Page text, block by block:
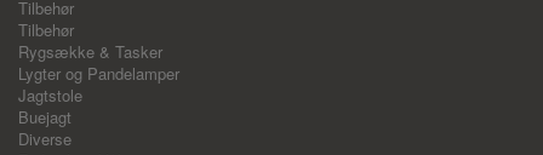
Tilbehør
Tilbehør
Rygsække & Tasker
Lygter og Pandelamper
Jagtstole
Buejagt
Diverse